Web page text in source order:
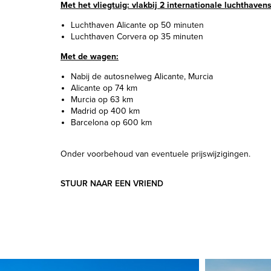
Met het vliegtuig: vlakbij 2 internationale
Luchthaven Alicante op 50 minuten
Luchthaven Corvera op 35 minuten
Met de wagen:
Nabij de autosnelweg Alicante, Murcia
Alicante op 74 km
Murcia op 63 km
Madrid op 400 km
Barcelona op 600 km
Onder voorbehoud van eventuele prijswijzigingen.
STUUR NAAR EEN VRIEND